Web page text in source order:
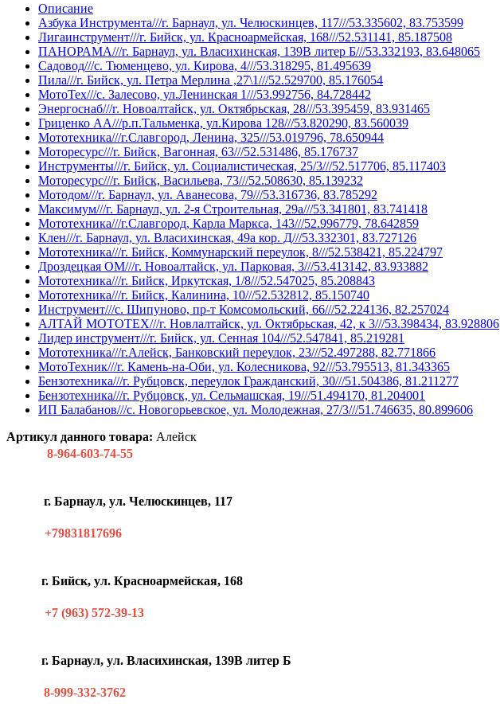
Описание
Азбука Инструмента///г. Барнаул, ул. Челюскинцев, 117///53.335602, 83.753599
Лигаинструмент///г. Бийск, ул. Красноармейская, 168///52.531141, 85.187508
ПАНОРАМА///г. Барнаул, ул. Власихинская, 139В литер Б///53.332193, 83.648065
Садовод///с. Тюменцево, ул. Кирова, 4///53.318295, 81.495639
Пила///г. Бийск, ул. Петра Мерлина ,27\1///52.529700, 85.176054
МотоТех///с. Залесово, ул.Ленинская 1///53.992756, 84.728442
Энергоснаб///г. Новоалтайск, ул. Октябрьская, 28///53.395459, 83.931465
Гриценко АА///р.п.Тальменка, ул.Кирова 128///53.820290, 83.560039
Мототехника///г.Славгород, Ленина, 325///53.019796, 78.650944
Моторесурс///г. Бийск, Вагонная, 63///52.531486, 85.176737
Инструменты///г. Бийск, ул. Социалистическая, 25/3///52.517706, 85.117403
Моторесурс///г. Бийск, Васильева, 73///52.508630, 85.139232
Мотодом///г. Барнаул, ул. Аванесова, 79///53.316736, 83.785292
Максимум///г. Барнаул, ул. 2-я Строительная, 29а///53.341801, 83.741418
Мототехника///г.Славгород, Карла Маркса, 143///52.996779, 78.642859
Клен///г. Барнаул, ул. Власихинская, 49а кор. Д///53.332301, 83.727126
Мототехника///г. Бийск, Коммунарский переулок, 8///52.538421, 85.224797
Дроздецкая ОМ///г. Новоалтайск, ул. Парковая, 3///53.413142, 83.933882
Мототехника///г. Бийск, Иркутская, 1/8///52.547025, 85.208843
Мототехника///г. Бийск, Калинина, 10///52.532812, 85.150740
Инструмент///с. Шипуново, пр-т Комсомольский, 66///52.224136, 82.257024
АЛТАЙ МОТОТЕХ///г. Новлалтайск, ул. Октябрьская, 42, к 3///53.398434, 83.928806
Лидер инструмент///г. Бийск, ул. Сенная 104///52.547841, 85.219281
Мототехника///г.Алейск, Банковский переулок, 23///52.497288, 82.771866
МотоТехник///г. Камень-на-Оби, ул. Колесникова, 92///53.795513, 81.343365
Бензотехника///г. Рубцовск, переулок Гражданский, 30///51.504386, 81.211277
Бензотехника///г. Рубцовск, ул. Сельмашская, 19///51.494170, 81.204001
ИП Балабанов///с. Новогорьевское, ул. Молодежная, 27/3///51.746635, 80.899606
Артикул данного товара: Алейск
8-964-603-74-55
г. Барнаул, ул. Челюскинцев, 117
+79831817696
г. Бийск, ул. Красноармейская, 168
+7 (963) 572-39-13
г. Барнаул, ул. Власихинская, 139В литер Б
8-999-332-3762